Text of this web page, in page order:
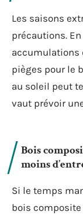
Les saisons
précautions.
accumulations
pièges pour le
au soleil peut
vaut prévoir
Bois
moins
Si le temps
bois